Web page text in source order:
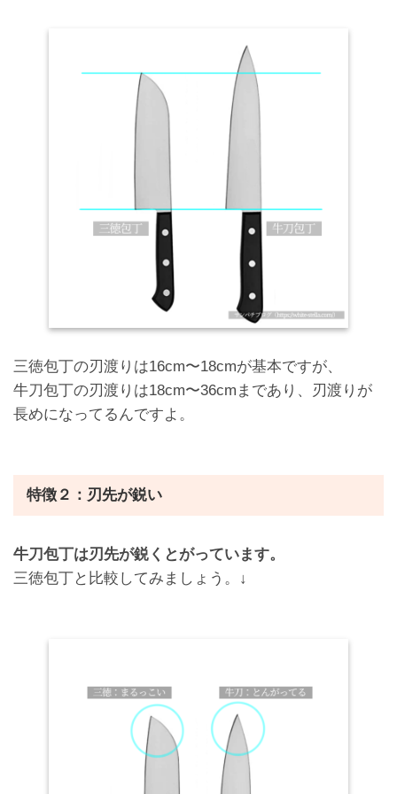
三徳包丁の刃渡りは16cm〜18cmが基本ですが、
牛刀包丁の刃渡りは18cm〜36cmまであり、刃渡りが
長めになってるんですよ。
特徴２：刃先が鋭い
牛刀包丁は刃先が鋭くとがっています。
三徳包丁と比較してみましょう。↓